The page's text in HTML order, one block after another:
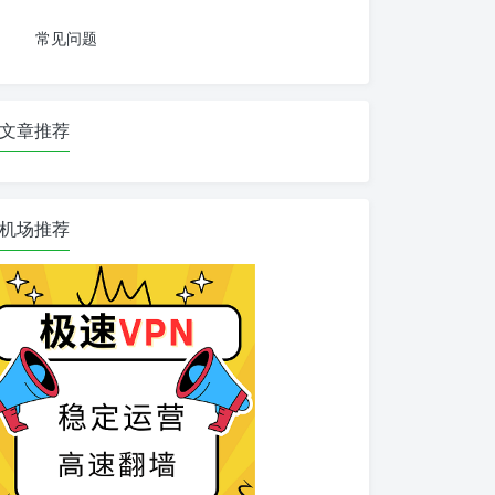
常见问题
文章推荐
机场推荐